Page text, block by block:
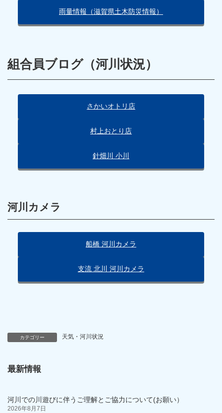
雨量情報（滋賀県土木防災情報）
組合員ブログ（河川状況）
さかいオトリ店
村上おとり店
針畑川 小川
河川カメラ
船橋 河川カメラ
支流 北川 河川カメラ
カテゴリー 天気・河川状況
最新情報
河川での川遊びに伴うご理解とご協力について(お願い）
2026年8月7日